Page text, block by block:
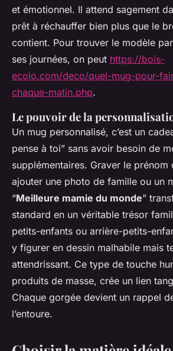
et émotionnel. Il attend sagement
prêt à réchauffer bien plus que le
contient. Pour trouver le modèle
ses journées, on peut https://bois-
ecolo.com/deco/quel-mug-pour-
chaque-matin.php.
Le pouvoir de la
Un mug personnalisé, c’est un
pense à toi” sans avoir besoin de
supplémentaires. Graver le prénom
ajouter une photo de famille ou un
“Meilleure mamie du monde”
standard en un véritable trésor
petits-enfants ou arrière-petits-
y figurer en dessin malhabile mais
attendrissant. Ce type de touche
produits de masse, crée un lien
Chaque gorgée devient un rappel
l’entoure.